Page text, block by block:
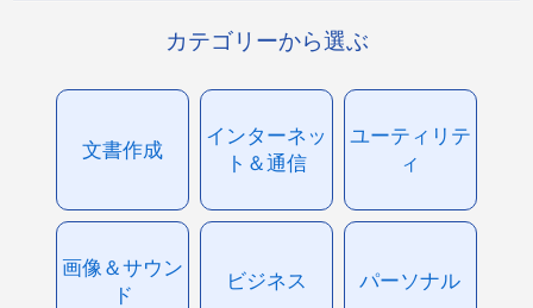
カテゴリーから選ぶ
文書作成
インターネッ
ト＆通信
ユーティリテ
ィ
画像＆サウン
ド
ビジネス パーソナル